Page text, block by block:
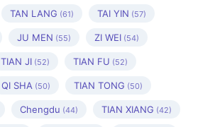
TAN LANG (61) TAI YIN (57)
JU MEN (55) ZI WEI (54)
TIAN JI (52) TIAN FU (52)
QI SHA (50) TIAN TONG (50)
Chengdu (44) TIAN XIANG (42)